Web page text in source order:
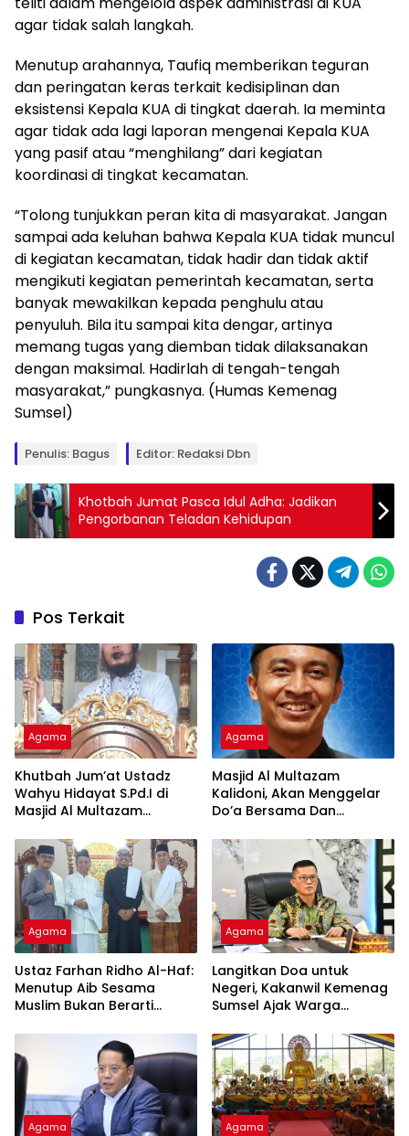
agar tidak salah langkah.
Menutup arahannya, Taufiq memberikan teguran
dan peringatan keras terkait kedisiplinan dan
eksistensi Kepala KUA di tingkat daerah. Ia meminta
agar tidak ada lagi laporan mengenai Kepala KUA
yang pasif atau “menghilang” dari kegiatan
koordinasi di tingkat kecamatan.
“Tolong tunjukkan peran kita di masyarakat. Jangan
sampai ada keluhan bahwa Kepala KUA tidak muncul
di kegiatan kecamatan, tidak hadir dan tidak aktif
mengikuti kegiatan pemerintah kecamatan, serta
banyak mewakilkan kepada penghulu atau
penyuluh. Bila itu sampai kita dengar, artinya
memang tugas yang diemban tidak dilaksanakan
dengan maksimal. Hadirlah di tengah-tengah
masyarakat,” pungkasnya. (Humas Kemenag
Sumsel)
Penulis: Bagus Editor: Redaksi Dbn
Khotbah Jumat Pasca Idul Adha: Jadikan
Pengorbanan Teladan Kehidupan
Pos Terkait
Agama
Khutbah Jum’at Ustadz
Wahyu Hidayat S.Pd.I di
Masjid Al Multazam
Tempat Ujian
Agama
Masjid Al Multazam
Kalidoni, Akan Menggelar
Do’a Bersama Dan
RI Ke-81 Dengan
Pembicara Ustadz Qoim
Nur’aini M.Pd
Agama
Ustaz Farhan Ridho Al-Haf:
Menutup Aib Sesama
Muslim Bukan Berarti
Agama
Langitkan Doa untuk
Negeri, Kakanwil Kemenag
Sumsel Ajak Warga
Kebangsaan di Monas
Agama Agama